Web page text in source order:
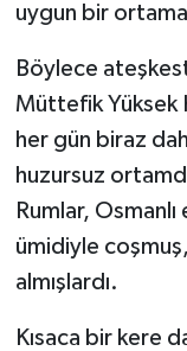
uygun bir
Böylece
Müttefik Yüksek
her gün biraz
huzursuz
Rumlar,
ümidiyle coşmuş,
almışlardı.
Kısaca bir kere